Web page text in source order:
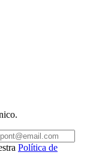
Política de